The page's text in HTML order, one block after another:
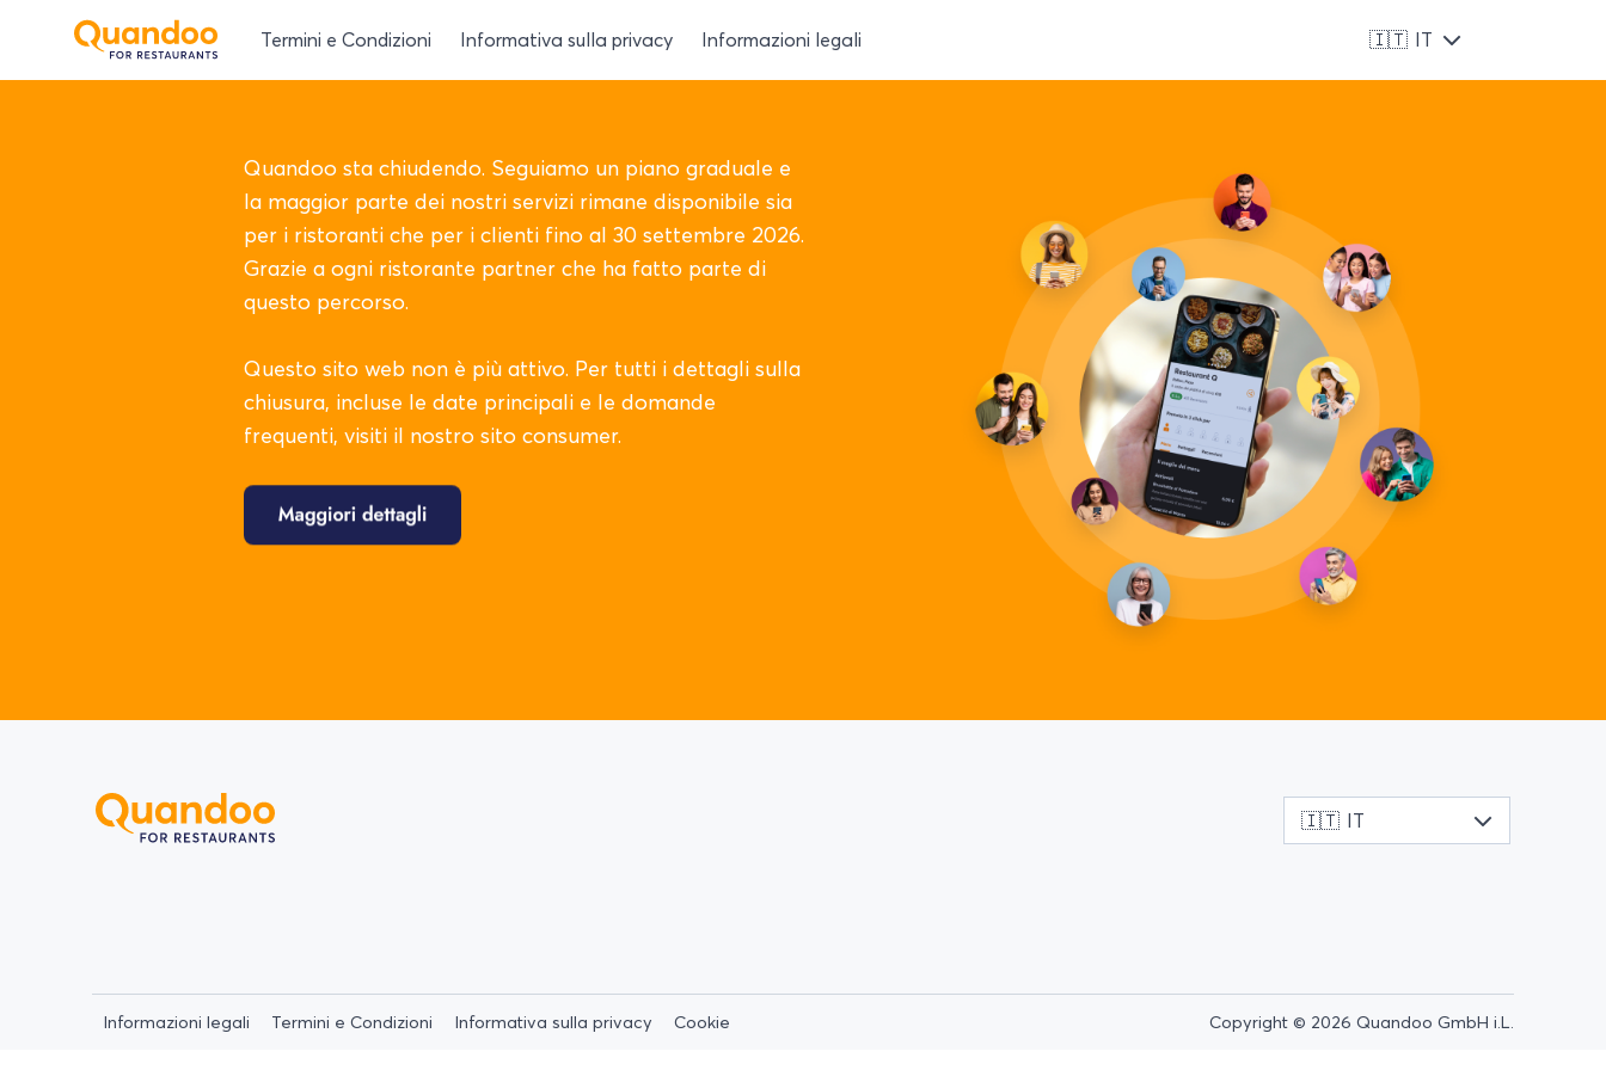
Termini e Condizioni Informativa sulla privacy Informazioni legali 🇮🇹 IT
Quandoo sta chiudendo. Seguiamo un piano graduale e
la maggior parte dei nostri servizi rimane disponibile sia
per i ristoranti che per i clienti fino al 30 settembre 2026.
Grazie a ogni ristorante partner che ha fatto parte di
questo percorso.
Questo sito web non è più attivo. Per tutti i dettagli sulla
chiusura, incluse le date principali e le domande
frequenti, visiti il nostro sito consumer.
🇮🇹 IT
Informazioni legali Termini e Condizioni Informativa sulla privacy Cookie Copyright © 2026 Quandoo GmbH i.L.